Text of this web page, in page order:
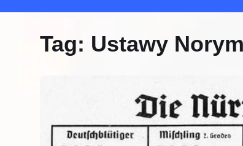
Tag: Ustawy